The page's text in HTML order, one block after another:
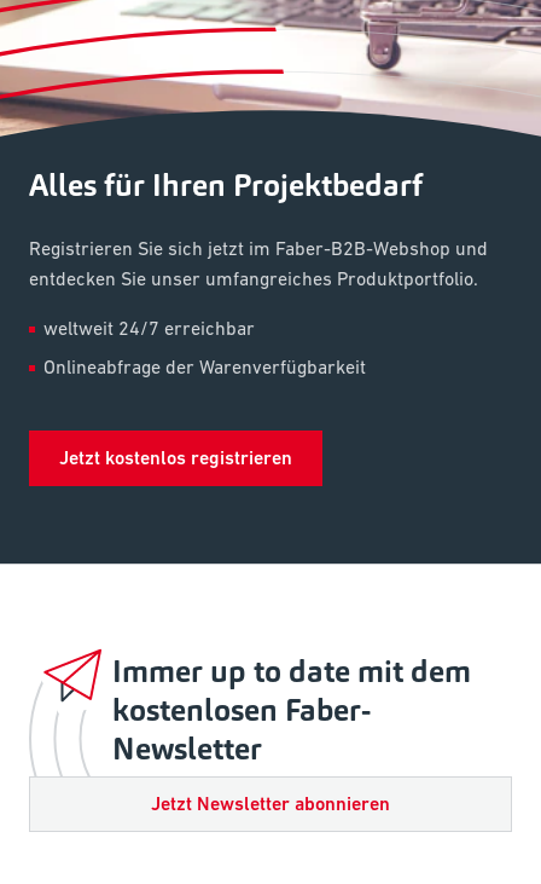
Alles für Ihren Projektbedarf
Registrieren Sie sich jetzt im Faber-B2B-Webshop und
entdecken Sie unser umfangreiches Produktportfolio.
weltweit 24/7 erreichbar
Onlineabfrage der Warenverfügbarkeit
Jetzt kostenlos registrieren
Immer up to date mit dem
kostenlosen Faber-
Newsletter
Jetzt Newsletter abonnieren